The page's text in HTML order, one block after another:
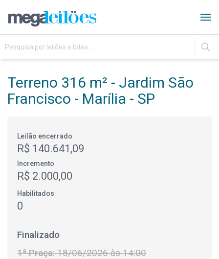
IR
Terreno 316 m² - Jardim São
Francisco - Marília - SP
Leilão encerrado
R$ 140.641,09
Incremento
R$ 2.000,00
Habilitados
0
Finalizado
1ª Praça:18/06/2026 às 14:00